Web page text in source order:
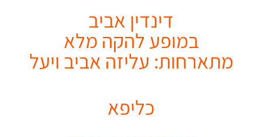
דינדין אביב
במופע להקה מלא
מתארחות: עליזה אביב ויעל
כליפא